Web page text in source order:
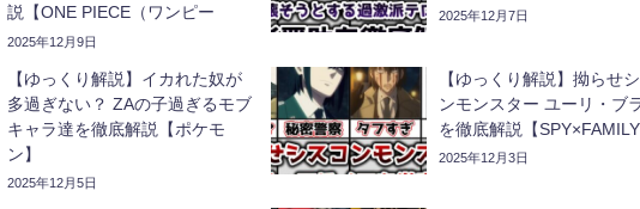
説【ONE PIECE（ワンピー
ス）】
2025年12月9日
2025年12月7日
【ゆっくり解説】イカれた奴が
多過ぎない？ ZAの子過ぎるモブ
キャラ達を徹底解説【ポケモ
ン】
2025年12月5日
【ゆっくり解説】拗らせ
ンモンスター ユーリ・ブ
を徹底解説【SPY×FAMILY
2025年12月3日